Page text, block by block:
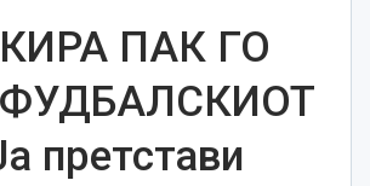
ПАК ГО
претстави